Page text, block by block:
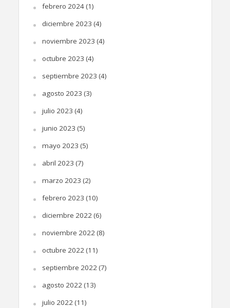
febrero 2024(1)
diciembre 2023 (4)
noviembre 2023 (4)
octubre 2023 (4)
septiembre 2023 (4)
agosto 2023 (3)
julio 2023 (4)
junio 2023 (5)
mayo 2023 (5)
abril 2023 (7)
marzo 2023 (2)
febrero 2023 (10)
diciembre 2022(6)
noviembre 2022(8)
octubre 2022(11)
septiembre 2022(7)
agosto 2022(13)
julio 2022(11)